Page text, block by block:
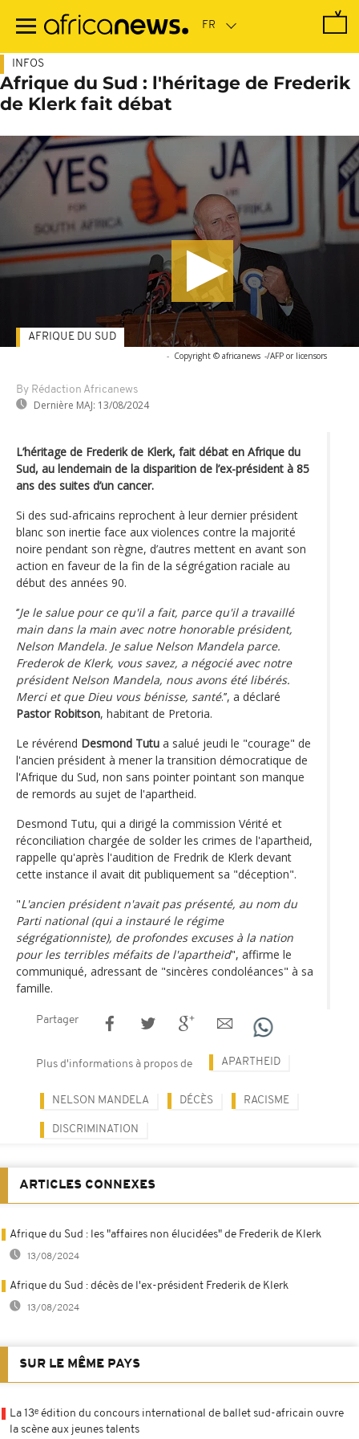
contenu
INFOS
Afrique du Sud : l'héritage de Frederik
de Klerk fait débat
- Copyright © africanews -/AFP or licensors
By Rédaction Africanews
Dernière MAJ: 13/08/2024
AFRIQUE DU SUD
L’héritage de Frederik de Klerk, fait débat en Afrique du
Sud, au lendemain de la disparition de l’ex-président à 85
ans des suites d’un cancer.
Si des sud-africains reprochent à leur dernier président
blanc son inertie face aux violences contre la majorité
noire pendant son règne, d’autres mettent en avant son
action en faveur de la fin de la ségrégation raciale au
début des années 90.
‘’Je le salue pour ce qu'il a fait, parce qu'il a travaillé
main dans la main avec notre honorable président,
Nelson Mandela. Je salue Nelson Mandela parce.
Frederok de Klerk, vous savez, a négocié avec notre
président Nelson Mandela, nous avons été libérés.
Merci et que Dieu vous bénisse, santé.’’, a déclaré
Pastor Robitson, habitant de Pretoria.
Le révérend Desmond Tutu a salué jeudi le "courage" de
l'ancien président à mener la transition démocratique de
l'Afrique du Sud, non sans pointer pointant son manque
de remords au sujet de l'apartheid.
Desmond Tutu, qui a dirigé la commission Vérité et
réconciliation chargée de solder les crimes de l'apartheid,
rappelle qu'après l'audition de Fredrik de Klerk devant
cette instance il avait dit publiquement sa "déception".
"L'ancien président n'avait pas présenté, au nom du
Parti national (qui a instauré le régime
ségrégationniste), de profondes excuses à la nation
pour les terribles méfaits de l'apartheid", affirme le
communiqué, adressant de "sincères condoléances" à sa
famille.
Partager
Plus d'informations à propos de APARTHEID
NELSON MANDELA DÉCÈS RACISME
DISCRIMINATION
ARTICLES CONNEXES
Afrique du Sud : les "affaires non élucidées" de Frederik de Klerk
13/08/2024
Afrique du Sud : décès de l'ex-président Frederik de Klerk
13/08/2024
SUR LE MÊME PAYS
La 13ᵉ édition du concours international de ballet sud-africain ouvre
la scène aux jeunes talents